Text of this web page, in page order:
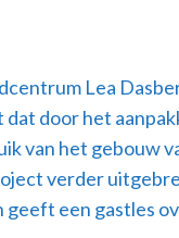
Lea
door het
van het gebouw
verder
een gastles